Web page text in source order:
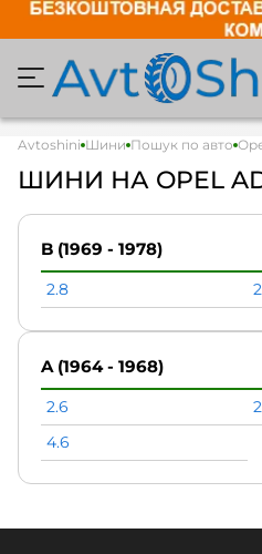
Avtoshini Шини Пошук по авто
ШИНИ НА OPEL
B (1969 - 1978)
2.8
A (1964 - 1968)
2.6
4.6